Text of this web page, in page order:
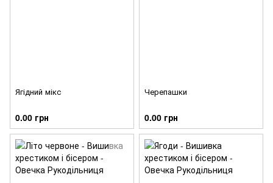
Ягідний мікс
0.00 грн
Черепашки
0.00 грн